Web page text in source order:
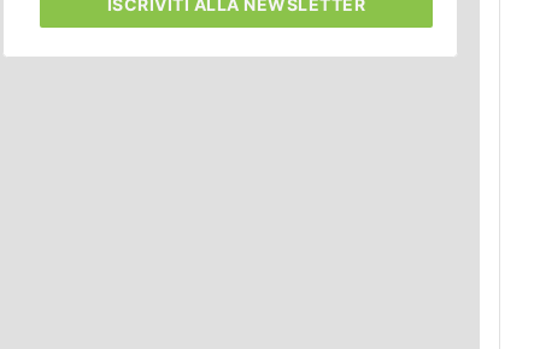
ISCRIVITI ALLA NEWSLETTER